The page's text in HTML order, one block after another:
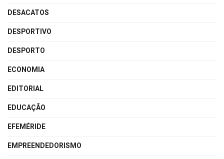
DESACATOS
DESPORTIVO
DESPORTO
ECONOMIA
EDITORIAL
EDUCAÇÃO
EFEMÉRIDE
EMPREENDEDORISMO